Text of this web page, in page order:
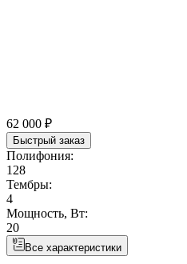
62 000 ₽
Быстрый заказ
Полифония:
128
Тембры:
4
Мощность, Вт:
20
Все характеристики